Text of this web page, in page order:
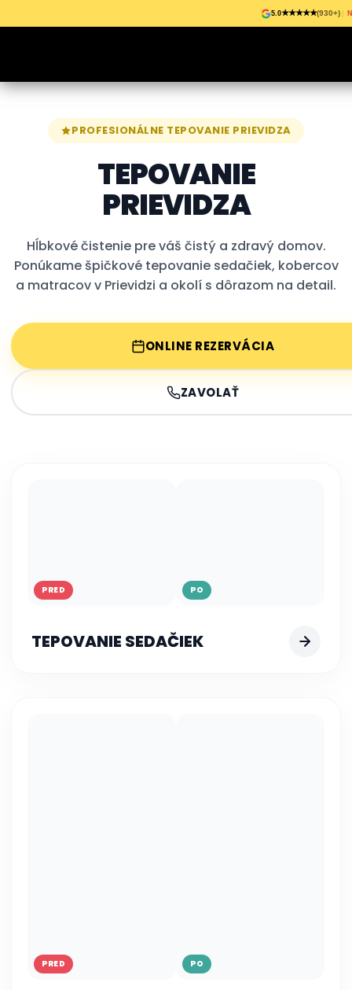
5.0★★★★★(930+)
PROFESIONÁLNE TEPOVANIE PRIEVIDZA
TEPOVANIE
PRIEVIDZA
Hĺbkové čistenie pre váš čistý a zdravý domov.
Ponúkame špičkové tepovanie sedačiek, kobercov
a matracov v Prievidzi a okolí s dôrazom na detail.
ONLINE REZERVÁCIA
ZAVOLAŤ
PRED PO
TEPOVANIE SEDAČIEK
PRED PO